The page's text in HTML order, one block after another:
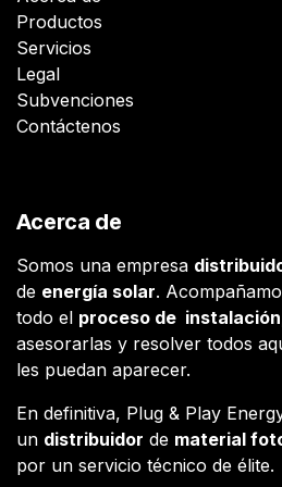
Productos
Servicios
Legal
Subvenciones
Contáctenos
Acerca de
Somos una empresa
de energía solar.
todo el proceso de instalación
asesorarlas y resolver todos
les puedan aparecer.
En definitiva, Plug & Play
un distribuidor de material
por un servicio técnico de élite.